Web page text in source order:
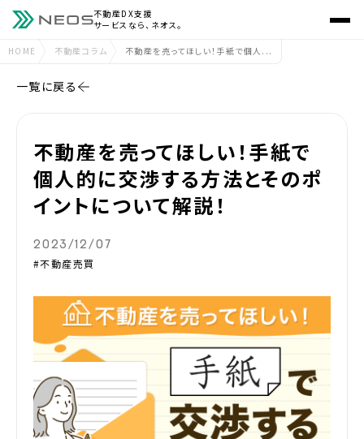
不動産DX支援
サービスなら、ネオス。
HOME 不動産コラム 不動産を売ってほしい！手紙で個人...
一覧に戻る
不動産を売ってほしい！手紙で
個人的に交渉する方法とそのポ
イントについて解説！
2023/12/07
#不動産売買